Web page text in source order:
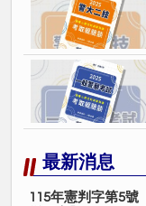
最新消息
115年憲判字第5號